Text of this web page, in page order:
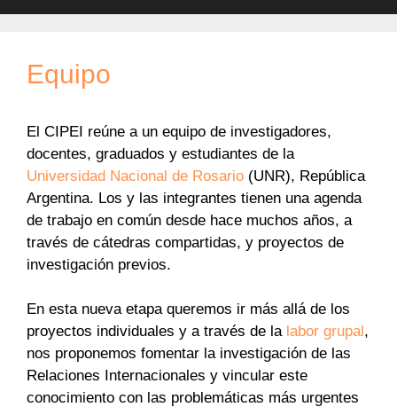
Equipo
El CIPEI reúne a un equipo de investigadores,
docentes, graduados y estudiantes de la
Universidad Nacional de Rosario (UNR), República
Argentina. Los y las integrantes tienen una agenda
de trabajo en común desde hace muchos años, a
través de cátedras compartidas, y proyectos de
investigación previos.
En esta nueva etapa queremos ir más allá de los
proyectos individuales y a través de la labor grupal,
nos proponemos fomentar la investigación de las
Relaciones Internacionales y vincular este
conocimiento con las problemáticas más urgentes